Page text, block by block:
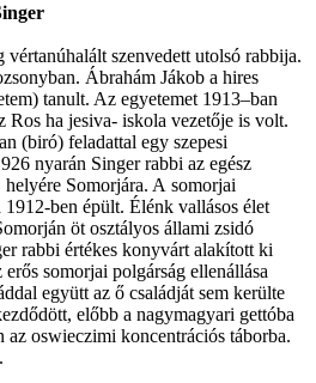
szenvedett utolsó rabbija.
Ábrahám Jákob a hires
tanult. Az egyetemet 1913–ban
Ros ha jesiva- iskola vezetője is volt.
(biró) feladattal egy szepesi
nyarán Singer rabbi az egész
Somorjára. A somorjai
ben épült. Élénk vallásos élet
öt osztályos állami zsidó
rabbi értékes konyvárt alakított ki
somorjai polgárság ellenállása
együtt az ő családját sem kerülte
előbb a nagymagyari gettóba
az oswieczimi koncentrációs táborba.